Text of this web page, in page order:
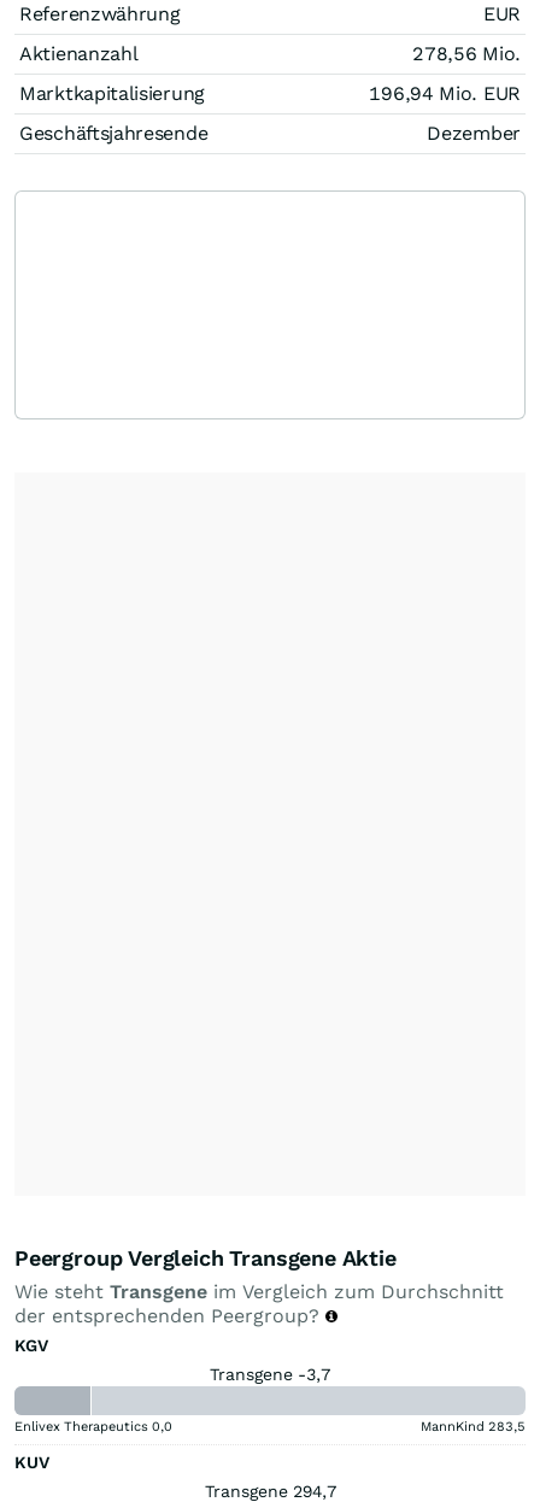
Referenzwährung
EUR
Aktienanzahl
278,56 Mio.
Marktkapitalisierung
196,94 Mio. EUR
Geschäftsjahresende
Dezember
Peergroup Vergleich Transgene Aktie
Wie steht Transgene im Vergleich zum Durchschnitt
der entsprechenden Peergroup?
KGV
Transgene -3,7
Enlivex Therapeutics 0,0 MannKind 283,5
KUV
Transgene 294,7